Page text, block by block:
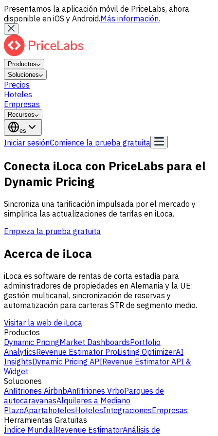
Presentamos la aplicación móvil de PriceLabs, ahora
disponible en iOS y Android.Más información.
Productos
Soluciones
Precios
Hoteles
Empresas
Recursos
es
Iniciar sesiónComience la prueba gratuita
Conecta iLoca con PriceLabs para el
Dynamic Pricing
Sincroniza una tarificación impulsada por el mercado y
simplifica las actualizaciones de tarifas en iLoca.
Empieza la prueba gratuita
Acerca de iLoca
iLoca es software de rentas de corta estadía para
administradores de propiedades en Alemania y la UE:
gestión multicanal, sincronización de reservas y
automatización para carteras STR de segmento medio.
Visitar la web de iLoca
Productos
Dynamic PricingMarket DashboardsPortfolio
AnalyticsRevenue Estimator ProListing OptimizerAI
InsightsDynamic Pricing APIRevenue Estimator API &
Widget
Soluciones
Anfitriones AirbnbAnfitriones VrboParques de
autocaravanasAlquileres a Mediano
PlazoApartahotelesHotelesIntegracionesEmpresas
Herramientas Gratuitas
Índice MundialRevenue EstimatorAnálisis de